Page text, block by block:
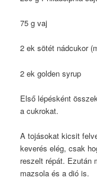
75 g vaj
2 ek sötét nádcukor
2 ek golden syrup
Első lépésként
a cukrokat.
A tojásokat kicsit
keverés elég, csak
reszelt répát. Ezután
mazsola és a dió is.